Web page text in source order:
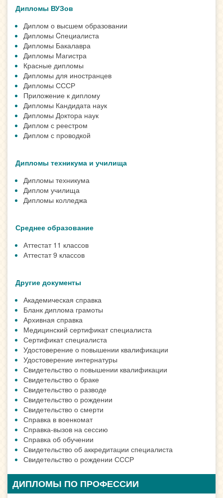
Дипломы ВУЗов
Диплом о высшем образовании
Дипломы Cпециалиста
Дипломы Бакалавра
Дипломы Магистра
Красные дипломы
Дипломы для иностранцев
Дипломы СССР
Приложение к диплому
Дипломы Кандидата наук
Дипломы Доктора наук
Диплом с реестром
Диплом с проводкой
Дипломы техникума и училища
Дипломы техникума
Диплом училища
Дипломы колледжа
Среднее образование
Аттестат 11 классов
Аттестат 9 классов
Другие документы
Академическая справка
Бланк диплома грамоты
Архивная справка
Медицинский сертификат специалиста
Сертификат специалиста
Удостоверение о повышении квалификации
Удостоверение интернатуры
Свидетельство о повышении квалификации
Свидетельство о браке
Свидетельство о разводе
Свидетельство о рождении
Свидетельство о смерти
Справка в военкомат
Справка-вызов на сессию
Справка об обучении
Свидетельство об аккредитации специалиста
Свидетельство о рождении СССР
ДИПЛОМЫ ПО ПРОФЕССИИ